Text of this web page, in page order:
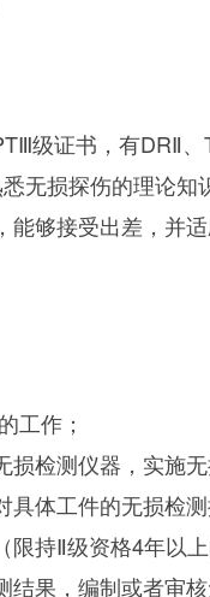
级证书，有DRⅡ、
无损探伤的理论
够接受出差，并
工作；
检测仪器，实施无
体工件的无损检测
持Ⅱ级资格4年以上
果，编制或者审核